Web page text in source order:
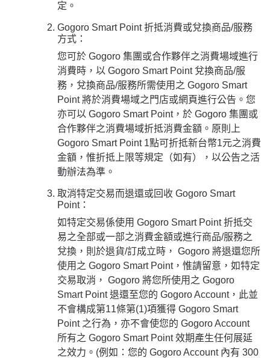
定。
Gogoro Smart Point 折抵消費或兌換商品/服務
方式：
您可於 Gogoro 集團或合作夥伴之消費場域進行
消費時，以 Gogoro Smart Point 兌換商品/服
務，兌換商品/服務所需使用之 Gogoro Smart
Point 將於消費場域之門店或網頁進行公告。您
亦可以 Gogoro Smart Point，於 Gogoro 集團或
合作夥伴之消費場域折抵消費金額。 原則上
Gogoro Smart Point 1點可折抵新台幣1元之消費
金額，惟折抵上限等規定（如有），以公告之活
動辦法為準。
取消特定交易而退還或回收 Gogoro Smart
Point：
如特定交易係使用 Gogoro Smart Point 折抵交
易之全部或一部之消費金額或進行商品/服務之
兌換，則於退貨/訂成立時， Gogoro 將退還您所
使用之 Gogoro Smart Point， 惟請留意，如特定
交易取消， Gogoro 將您所使用之 Gogoro
Smart Point 退還至您的 Gogoro Account，此並
不會構成第11條第(1)項獲得 Gogoro Smart
Point 之行為，亦不會使您的 Gogoro Account
所有之 Gogoro Smart Point 效期產生任何展延
之效力。(例如：您的 Gogoro Account 內有 300